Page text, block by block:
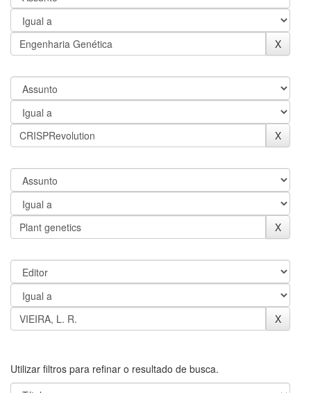
Utilizar filtros para refinar o resultado de busca.